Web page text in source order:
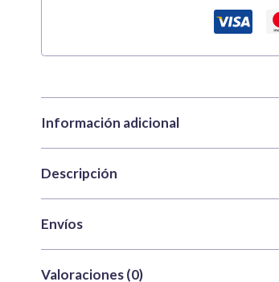
Información adicional
Marca
Pinturas,Game
SKU
VAL-72158
Peso
Descripción
Vallejo Game Color 72158 Magenta Fluo
Envíos
Envío gratis
Valoraciones (0)